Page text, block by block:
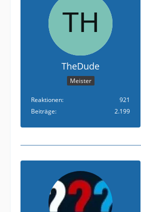
TheDude
Meister
Reaktionen
921
Beiträge
2.199